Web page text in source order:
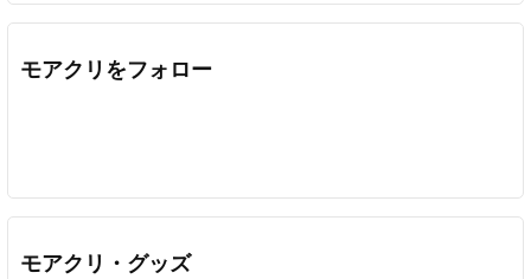
モアクリをフォロー
モアクリ・グッズ